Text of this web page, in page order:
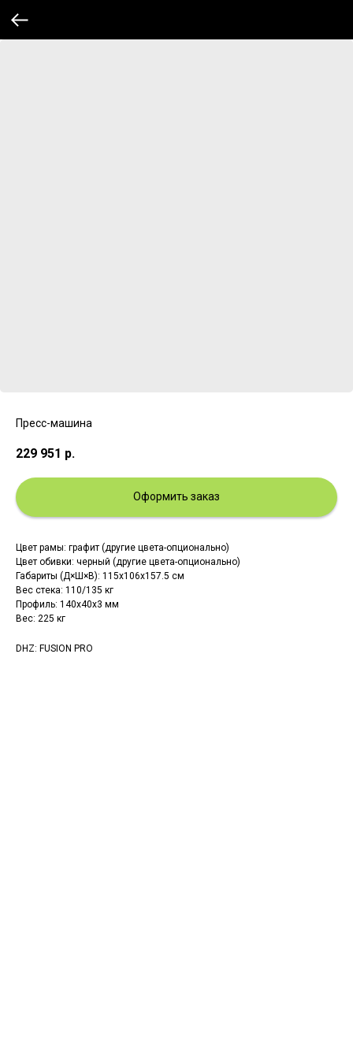
Пресс-машина
229 951 р.
Оформить заказ
Цвет рамы: графит (другие цвета-опционально)
Цвет обивки: черный (другие цвета-опционально)
Габариты (Д×Ш×В): 115x106x157.5 см
Вес стека: 110/135 кг
Профиль: 140х40х3 мм
Вес: 225 кг
DHZ: FUSION PRO